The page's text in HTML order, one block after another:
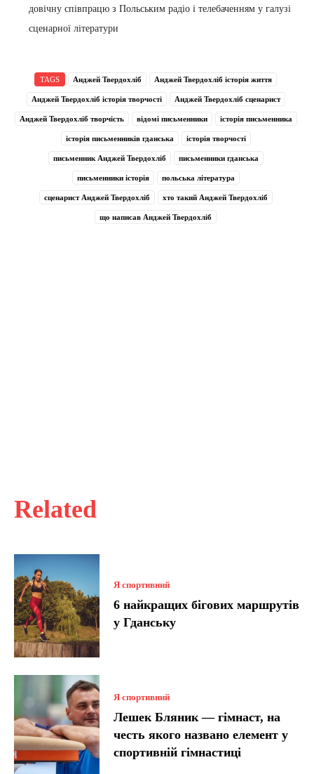
Related
Я спортивний
6 найкращих бігових маршрутів
у Гданську
Я спортивний
Лешек Бляник — гімнаст, на
честь якого названо елемент у
спортивній гімнастиці
довічну співпрацю з Польським радіо і телебаченням у галузі
сценарної літератури
TAGS Анджей Твердохліб Анджей Твердохліб історія життя
Анджей Твердохліб історія творчості Анджей Твердохліб сценарист
Анджей Твердохліб творчість відомі письменники історія письменника
історія письменників гданська історія творчості
письменник Анджей Твердохліб письменники гданська
письменники історія польська література
сценарист Анджей Твердохліб хто такий Анджей Твердохліб
що написав Анджей Твердохліб